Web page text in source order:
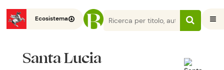
Ecosistema
Santa Lucia